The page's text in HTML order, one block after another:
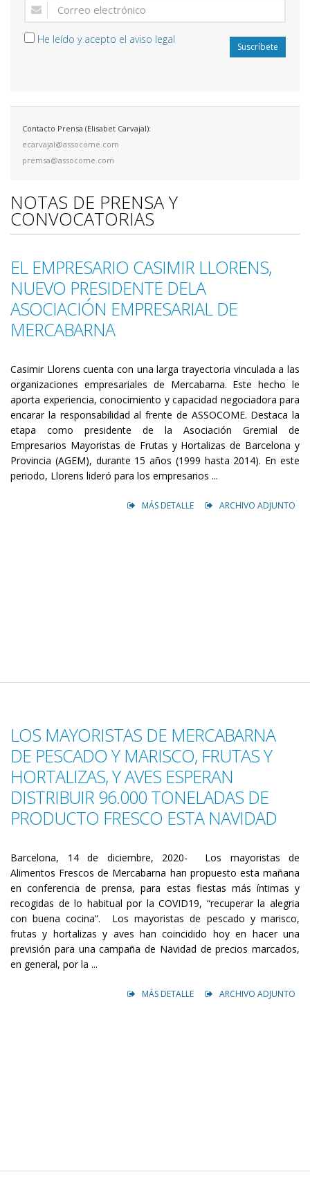
He leído y acepto el aviso legal
Suscríbete
Contacto Prensa (Elisabet Carvajal):
ecarvajal@assocome.com
premsa@assocome.com
NOTAS DE PRENSA Y
CONVOCATORIAS
EL EMPRESARIO CASIMIR LLORENS,
NUEVO PRESIDENTE DELA
ASOCIACIÓN EMPRESARIAL DE
MERCABARNA
Casimir Llorens cuenta con una larga trayectoria vinculada a las
organizaciones empresariales de Mercabarna. Este hecho le
aporta experiencia, conocimiento y capacidad negociadora para
encarar la responsabilidad al frente de ASSOCOME. Destaca la
etapa como presidente de la Asociación Gremial de
Empresarios Mayoristas de Frutas y Hortalizas de Barcelona y
Provincia (AGEM), durante 15 años (1999 hasta 2014). En este
periodo, Llorens lideró para los empresarios ...
MÁS DETALLE ARCHIVO ADJUNTO
LOS MAYORISTAS DE MERCABARNA
DE PESCADO Y MARISCO, FRUTAS Y
HORTALIZAS, Y AVES ESPERAN
DISTRIBUIR 96.000 TONELADAS DE
PRODUCTO FRESCO ESTA NAVIDAD
Barcelona, 14 de diciembre, 2020- Los mayoristas de
Alimentos Frescos de Mercabarna han propuesto esta mañana
en conferencia de prensa, para estas fiestas más íntimas y
recogidas de lo habitual por la COVID19, “recuperar la alegria
con buena cocina”. Los mayoristas de pescado y marisco,
frutas y hortalizas y aves han coincidido hoy en hacer una
previsión para una campaña de Navidad de precios marcados,
en general, por la ...
MÁS DETALLE ARCHIVO ADJUNTO